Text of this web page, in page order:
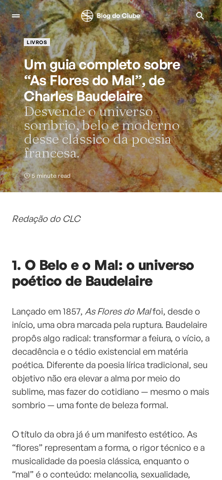
LIVROS
Um guia completo sobre
“As Flores do Mal”, de
Charles Baudelaire
Desvende o universo
sombrio, belo e moderno
desse clássico da poesia
francesa.
5 minute read
Redação do CLC
1. O Belo e o Mal: o universo
poético de Baudelaire
Lançado em 1857, As Flores do Malfoi, desde o
início, uma obra marcada pela ruptura. Baudelaire
propôs algo radical: transformar a feiura, o vício, a
decadência e o tédio existencial em matéria
poética. Diferente da poesia lírica tradicional, seu
objetivo não era elevar a alma por meio do
sublime, mas fazer do cotidiano — mesmo o mais
sombrio — uma fonte de beleza formal.
O título da obra já é um manifesto estético. As
“flores” representam a forma, o rigor técnico e a
musicalidade da poesia clássica, enquanto o
“mal” é o conteúdo: melancolia, sexualidade,